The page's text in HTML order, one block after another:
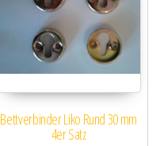
Bettverbinder Liko Rund 30 mm
4er Satz